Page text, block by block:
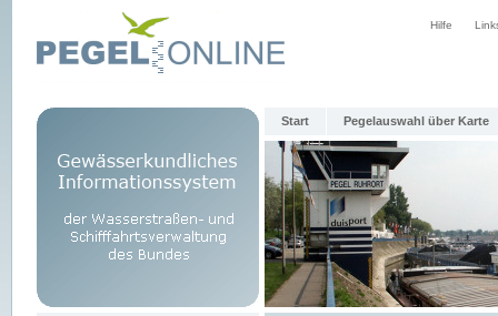
Hilfe
Start Pegelauswahl über Karte